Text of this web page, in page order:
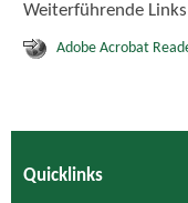
Weiterführende Links
Adobe Acrobat
Quicklinks